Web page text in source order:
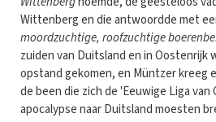
Wittenberg en die antwoordde met
moordzuchtige, roofzuchtige
zuiden van Duitsland en in Oostenrijk
opstand gekomen, en Müntzer kreeg
de been die zich de 'Eeuwige Liga van
apocalypse naar Duitsland moesten